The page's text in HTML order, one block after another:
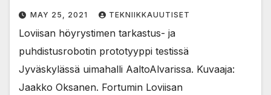
MAY 25, 2021 TEKNIIKKAUUTISET
Loviisan höyrystimen tarkastus- ja
puhdistusrobotin prototyyppi testissä
Jyväskylässä uimahalli AaltoAlvarissa. Kuvaaja:
Jaakko Oksanen. Fortumin Loviisan